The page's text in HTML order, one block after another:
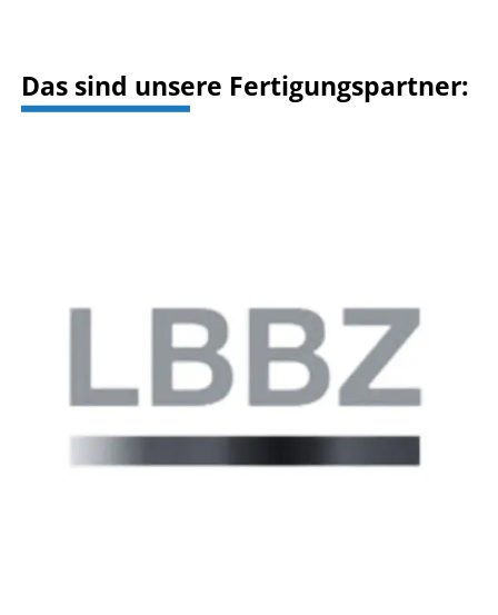
Das sind unsere Fertigungspartner: